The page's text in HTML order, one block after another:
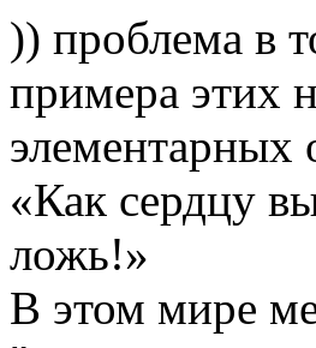
)) проблема в
примера этих
элементарных
«Как сердцу
ложь!»
В этом мире